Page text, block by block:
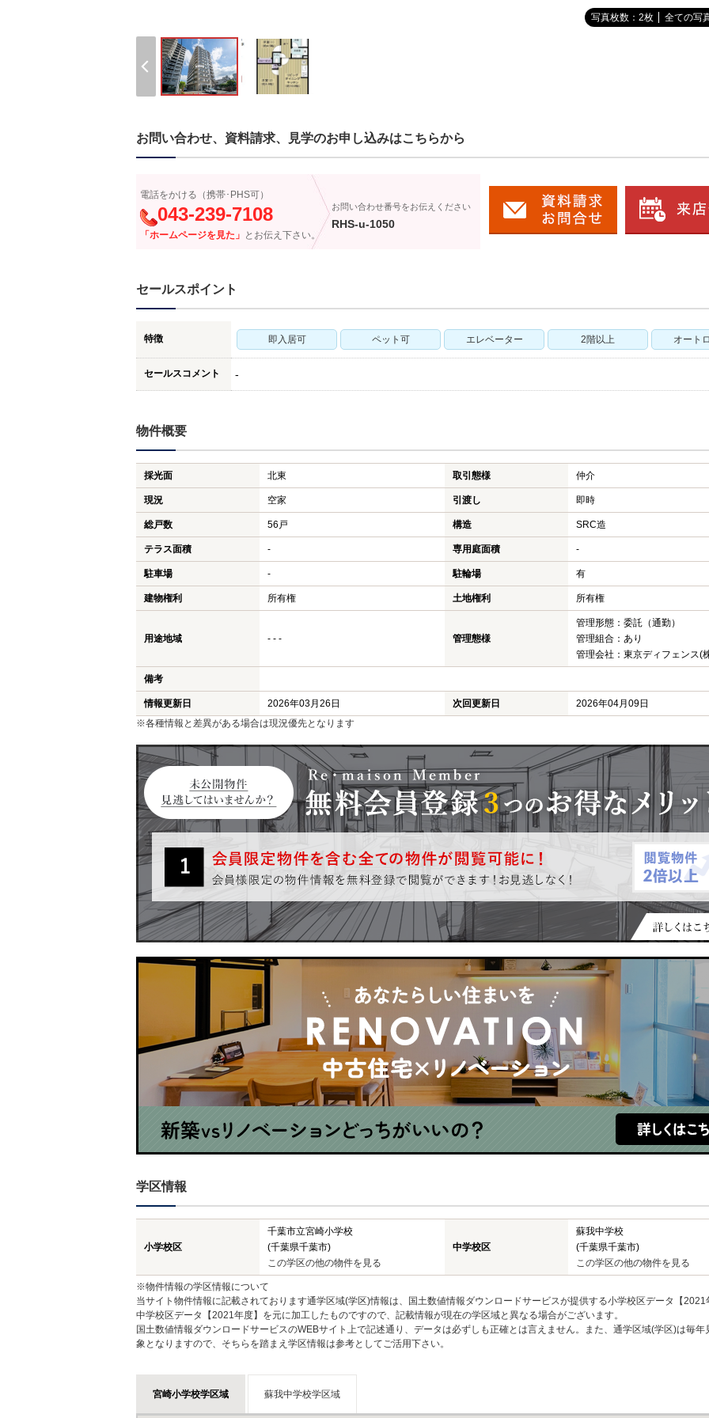
写真枚数：2枚 全ての写
お問い合わせ、資料請求、見学のお申し込みはこちらから
電話をかける（携帯･PHS可）
043-239-7108
「ホームページを見た」 とお伝え下さい。
お問い合わせ番号をお伝えください
RHS-u-1050
セールスポイント
特徴 即入居可 ペット可 エレベーター 2階以上 オート
セールスコメント -
物件概要
採光面 北東 取引態様 仲介
現況 空家 引渡し 即時
総戸数 56戸 構造 SRC造
テラス面積 - 専用庭面積 -
駐車場 - 駐輪場 有
建物権利 所有権 土地権利 所有権
用途地域 - - - 管理態様
管理形態：委託（通勤）
管理組合：あり
管理会社：東京ディフェンス(
備考
情報更新日 2026年03月26日 次回更新日
2026年04月09日
※各種情報と差異がある場合は現況優先となります
学区情報
小学校区
千葉市立宮崎小学校
(千葉県千葉市)
この学区の他の物件を見る
中学校区
蘇我中学校
(千葉県千葉市)
この学区の他の物件を見る
※物件情報の学区情報について
当サイト物件情報に記載されております通学区域(学区)情報は、国土数値情報ダウンロードサービスが提供する小学校区データ【2021
中学校区データ【2021年度】を元に加工したものですので、記載情報が現在の学区域と異なる場合がございます。
国土数値情報ダウンロードサービスのWEBサイト上で記述通り、データは必ずしも正確とは言えません。また、通学区域(学区)は毎年
象となりますので、そちらを踏まえ学区情報は参考としてご活用下さい。
宮崎小学校学区域 蘇我中学校学区域